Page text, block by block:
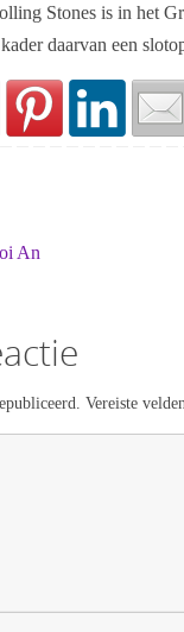
Stones is in het
daarvan een
An
Vereiste